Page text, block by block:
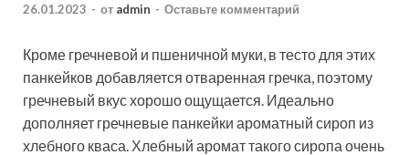
26.01.2023 - от admin - Оставьте комментарий
Кроме гречневой и пшеничной муки, в тесто для этих
панкейков добавляется отваренная гречка, поэтому
гречневый вкус хорошо ощущается. Идеально
дополняет гречневые панкейки ароматный сироп из
хлебного кваса. Хлебный аромат такого сиропа очень